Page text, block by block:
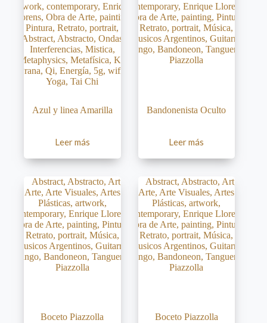
Azul y linea Amarilla
Leer más
Bandonenista Oculto
Leer más
Boceto Piazzolla Boceto Piazzolla